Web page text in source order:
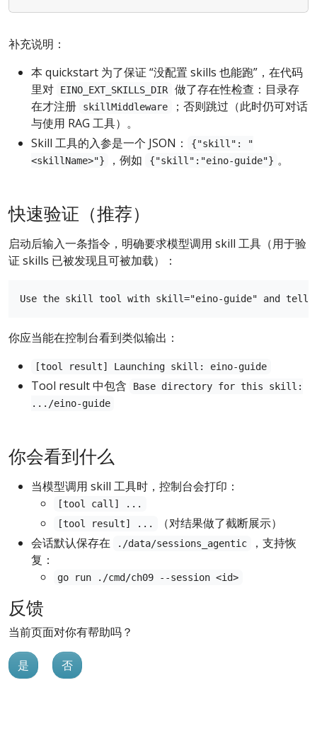
补充说明：
本 quickstart 为了保证 “没配置 skills 也能跑”，在代码
里对
EINO_EXT_SKILLS_DIR
做了存在性检查：目录存
在才注册
skillMiddleware
；否则跳过（此时仍可对话
与使用 RAG 工具）。
Skill 工具的入参是一个 JSON：
{"skill": "
<skillName>"}
，例如 {"skill":"eino-guide"} 。
快速验证（推荐）
启动后输入一条指令，明确要求模型调用 skill 工具（用于验
证 skills 已被发现且可被加载）：
你应当能在控制台看到类似输出：
[tool result] Launching skill: eino-guide
Tool result 中包含
Base directory for this skill:
.../eino-guide
你会看到什么
当模型调用 skill 工具时，控制台会打印：
[tool call] ...
[tool result] ...
（对结果做了截断展示）
会话默认保存在
./data/sessions_agentic
，支持恢
复：
go run ./cmd/ch09 --session <id>
反馈
当前页面对你有帮助吗？
是 否